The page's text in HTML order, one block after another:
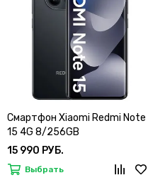
Смартфон Xiaomi Redmi Note
15 4G 8/256GB
15 990 РУБ.
Выбрать